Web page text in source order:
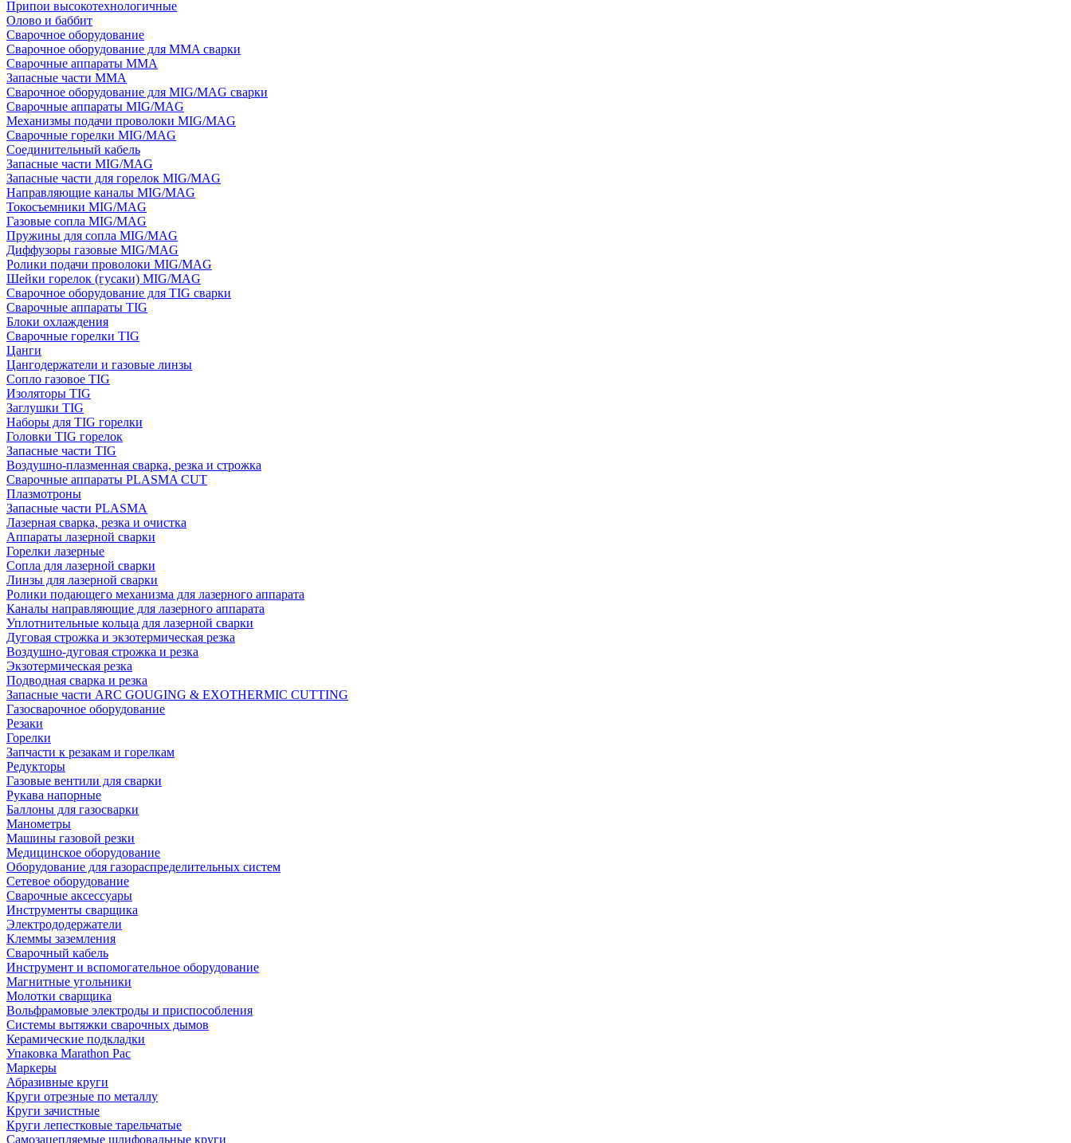
Припои высокотехнологичные
Олово и баббит
Сварочное оборудование
Сварочное оборудование для MMA сварки
Сварочные аппараты MMA
Запасные части MMA
Сварочное оборудование для MIG/MAG сварки
Сварочные аппараты MIG/MAG
Механизмы подачи проволоки MIG/MAG
Сварочные горелки MIG/MAG
Соединительный кабель
Запасные части MIG/MAG
Запасные части для горелок MIG/MAG
Направляющие каналы MIG/MAG
Токосъемники MIG/MAG
Газовые сопла MIG/MAG
Пружины для сопла MIG/MAG
Диффузоры газовые MIG/MAG
Ролики подачи проволоки MIG/MAG
Шейки горелок (гусаки) MIG/MAG
Сварочное оборудование для TIG сварки
Сварочные аппараты TIG
Блоки охлаждения
Сварочные горелки TIG
Цанги
Цангодержатели и газовые линзы
Сопло газовое TIG
Изоляторы TIG
Заглушки TIG
Наборы для TIG горелки
Головки TIG горелок
Запасные части TIG
Воздушно-плазменная сварка, резка и строжка
Сварочные аппараты PLASMA CUT
Плазмотроны
Запасные части PLASMA
Лазерная сварка, резка и очистка
Аппараты лазерной сварки
Горелки лазерные
Сопла для лазерной сварки
Линзы для лазерной сварки
Ролики подающего механизма для лазерного аппарата
Каналы направляющие для лазерного аппарата
Уплотнительные кольца для лазерной сварки
Дуговая строжка и экзотермическая резка
Воздушно-дуговая строжка и резка
Экзотермическая резка
Подводная сварка и резка
Запасные части ARC GOUGING & EXOTHERMIC CUTTING
Газосварочное оборудование
Резаки
Горелки
Запчасти к резакам и горелкам
Редукторы
Газовые вентили для сварки
Рукава напорные
Баллоны для газосварки
Манометры
Машины газовой резки
Медицинское оборудование
Оборудование для газораспределительных систем
Сетевое оборудование
Сварочные аксессуары
Инструменты сварщика
Электрододержатели
Клеммы заземления
Сварочный кабель
Инструмент и вспомогательное оборудование
Магнитные угольники
Молотки сварщика
Вольфрамовые электроды и приспособления
Системы вытяжки сварочных дымов
Керамические подкладки
Упаковка Marathon Pac
Маркеры
Абразивные круги
Круги отрезные по металлу
Круги зачистные
Круги лепестковые тарельчатые
Самозацепляемые шлифовальные круги